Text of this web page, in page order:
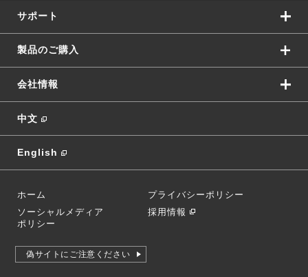
サポート
製品のご購入
会社情報
中文
English
ホーム
プライバシーポリシー
ソーシャルメディア
ポリシー
採用情報
偽サイトにご注意ください